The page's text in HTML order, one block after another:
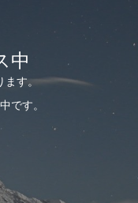
中
ます。
です。